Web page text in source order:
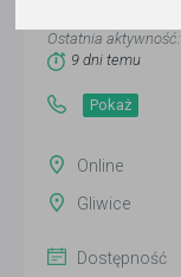
Ostatnia aktywność:
9 dni temu
Pokaż
Online
Gliwice
Dostępność